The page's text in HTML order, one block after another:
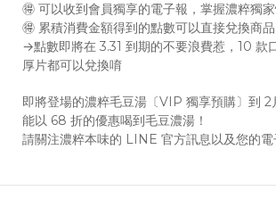
🉐 可以收到會員獨享的電子報，掌握濃粹獨
🉐 累積消費金額得到的點數可以直接兌換商品
→點數即將在 3.31 到期的不要浪費惹，10 款
厚片都可以兌換唷
即將登場的濃粹毛豆湯〔VIP 獨享預購〕到 2
能以 68 折的優惠喝到毛豆濃湯！
請關注濃粹本味的 LINE 官方訊息以及您的電